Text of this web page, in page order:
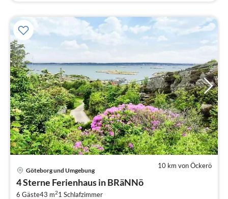
10 km von Öckerö
Göteborg und Umgebung
4 Sterne Ferienhaus in BRäNNö
6 Gäste43 m21 Schlafzimmer